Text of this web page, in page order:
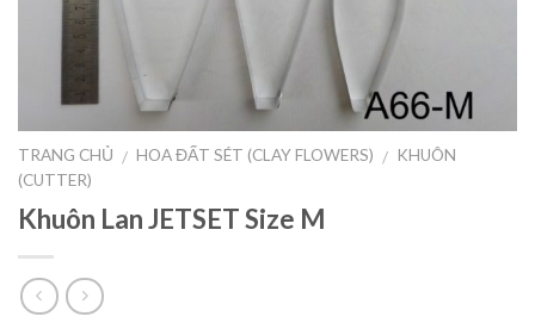
TRANG CHỦ / HOA ĐẤT SÉT (CLAY FLOWERS) / KHUÔN
(CUTTER)
Khuôn Lan JETSET Size M